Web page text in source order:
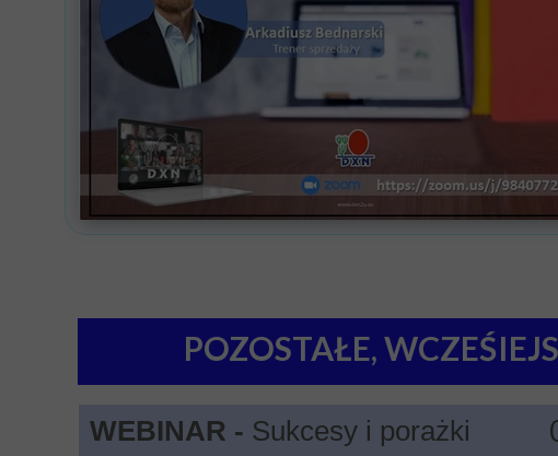
POZOSTAŁE,
WEBINAR - Sukcesy i porażki